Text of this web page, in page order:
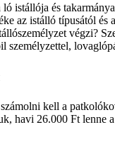
istállója és
az istálló típusától
végzi?
személyzettel,
kell a
havi 26.000 Ft lenne